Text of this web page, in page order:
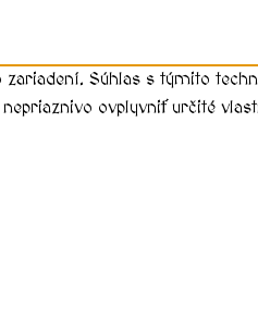
zariadení. Súhlas s týmito
ovplyvniť určité